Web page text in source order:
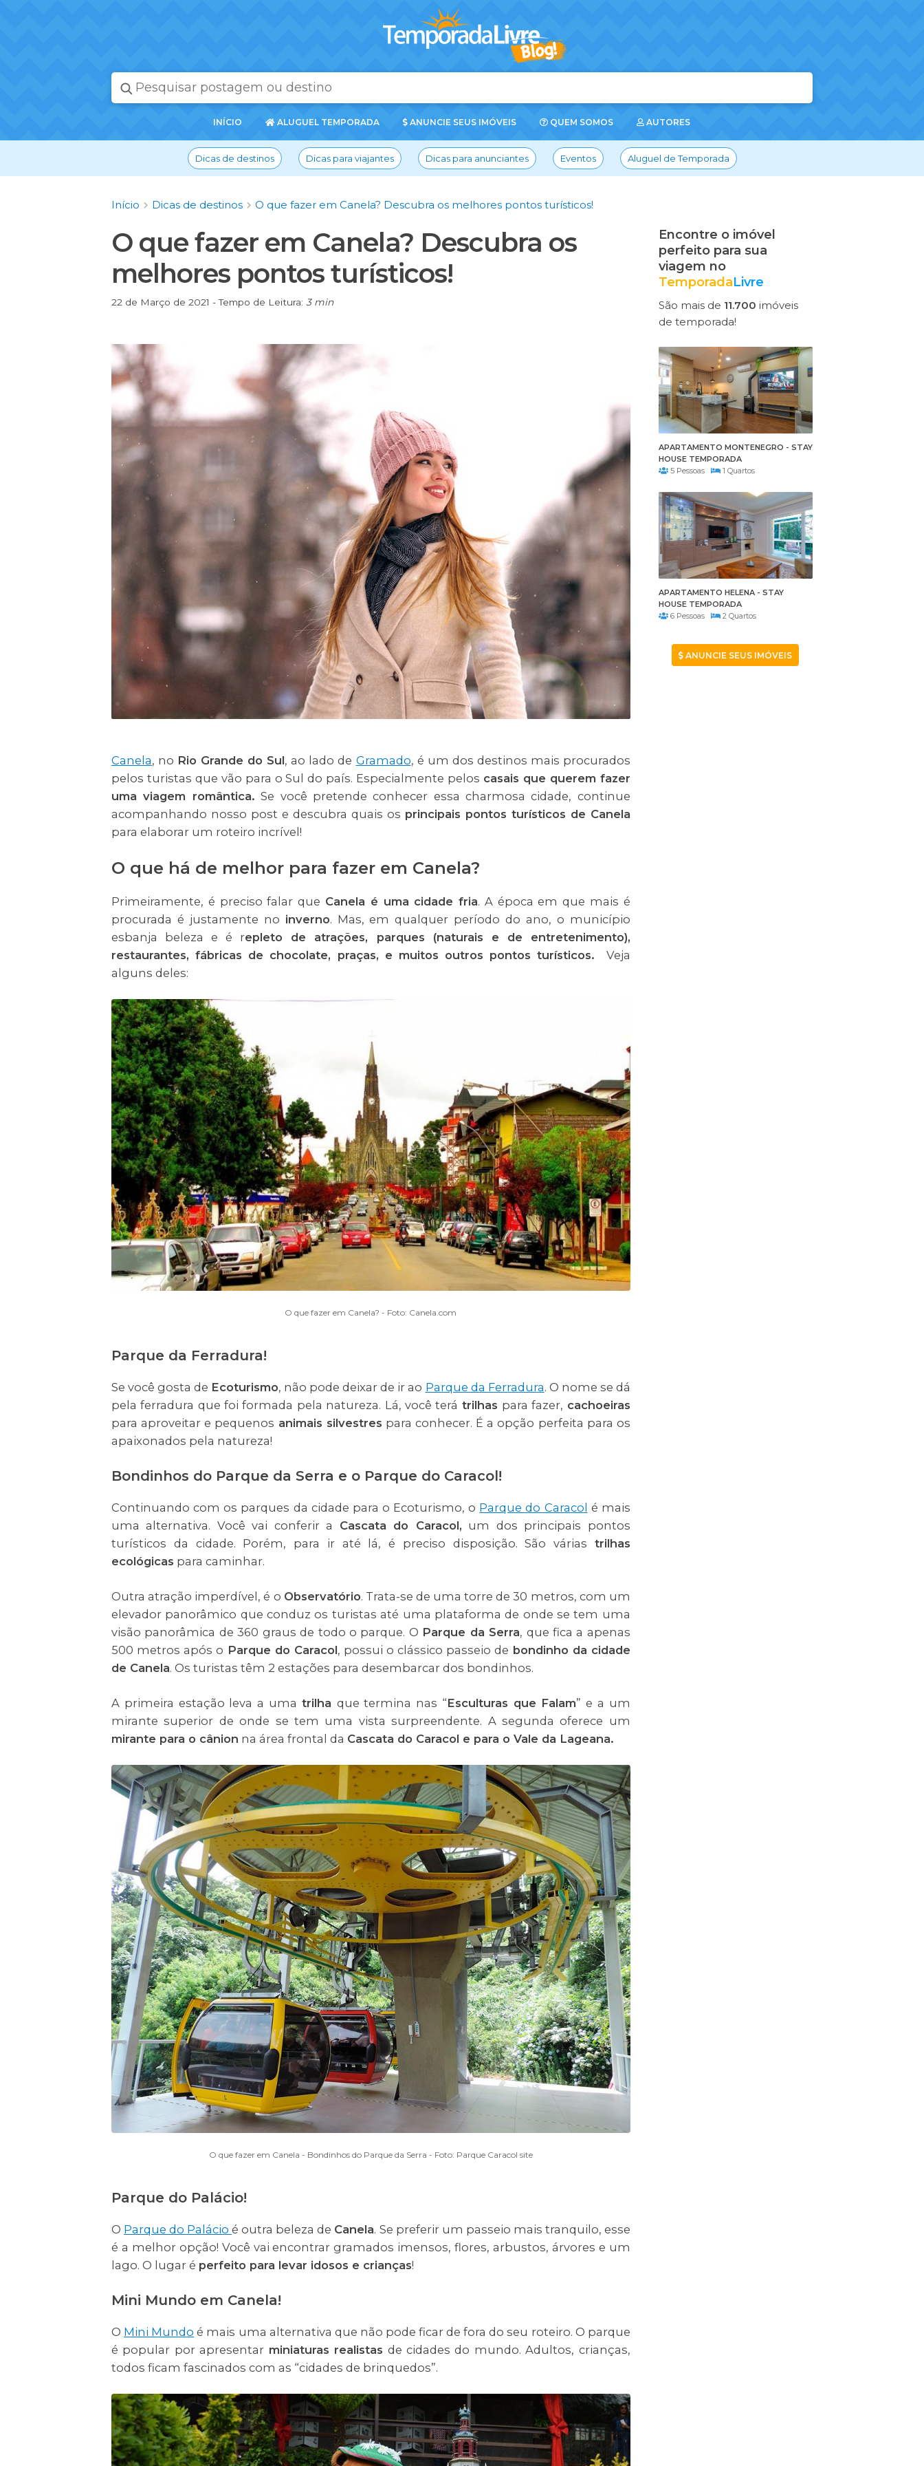
PÁGINA
INÍCIO ALUGUEL TEMPORADA ANUNCIE SEUS IMÓVEIS QUEM SOMOS AUTORES
Dicas de destinos Dicas para viajantes Dicas para anunciantes Eventos Aluguel de Temporada
Início Dicas de destinos O que fazer em Canela? Descubra os melhores pontos turísticos!
O que fazer em Canela? Descubra os
melhores pontos turísticos!
22 de Março de 2021 - Tempo de Leitura: 3 min
Canela, no Rio Grande do Sul, ao lado de Gramado, é um dos destinos mais procurados
pelos turistas que vão para o Sul do país. Especialmente pelos casais que querem fazer
uma viagem romântica. Se você pretende conhecer essa charmosa cidade, continue
acompanhando nosso post e descubra quais os principais pontos turísticos de Canela
para elaborar um roteiro incrível!
O que há de melhor para fazer em Canela?
Primeiramente, é preciso falar que Canela é uma cidade fria. A época em que mais é
procurada é justamente no inverno. Mas, em qualquer período do ano, o município
esbanja beleza e é repleto de atrações, parques (naturais e de entretenimento),
restaurantes, fábricas de chocolate, praças, e muitos outros pontos turísticos. Veja
alguns deles:
O que fazer em Canela? - Foto: Canela.com
Parque da Ferradura!
Se você gosta de Ecoturismo, não pode deixar de ir ao Parque da Ferradura. O nome se dá
pela ferradura que foi formada pela natureza. Lá, você terá trilhas para fazer, cachoeiras
para aproveitar e pequenos animais silvestres para conhecer. É a opção perfeita para os
apaixonados pela natureza!
Bondinhos do Parque da Serra e o Parque do Caracol!
Continuando com os parques da cidade para o Ecoturismo, o Parque do Caracol é mais
uma alternativa. Você vai conferir a Cascata do Caracol, um dos principais pontos
turísticos da cidade. Porém, para ir até lá, é preciso disposição. São várias trilhas
ecológicas para caminhar.
Outra atração imperdível, é o Observatório. Trata-se de uma torre de 30 metros, com um
elevador panorâmico que conduz os turistas até uma plataforma de onde se tem uma
visão panorâmica de 360 graus de todo o parque. O Parque da Serra, que fica a apenas
500 metros após o Parque do Caracol, possui o clássico passeio de bondinho da cidade
de Canela. Os turistas têm 2 estações para desembarcar dos bondinhos.
A primeira estação leva a uma trilha que termina nas “Esculturas que Falam” e a um
mirante superior de onde se tem uma vista surpreendente. A segunda oferece um
mirante para o cânion na área frontal da Cascata do Caracol e para o Vale da Lageana.
O que fazer em Canela - Bondinhos do Parque da Serra - Foto: Parque Caracol site
Parque do Palácio!
O Parque do Palácioé outra beleza de Canela. Se preferir um passeio mais tranquilo, esse
é a melhor opção! Você vai encontrar gramados imensos, flores, arbustos, árvores e um
lago. O lugar é perfeito para levar idosos e crianças!
Mini Mundo em Canela!
O Mini Mundo é mais uma alternativa que não pode ficar de fora do seu roteiro. O parque
é popular por apresentar miniaturas realistas de cidades do mundo. Adultos, crianças,
todos ficam fascinados com as “cidades de brinquedos”.
Encontre o imóvel
perfeito para sua
viagem no
TemporadaLivre
São mais de 11.700 imóveis
de temporada!
APARTAMENTO MONTENEGRO - STAY
HOUSE TEMPORADA
5 Pessoas
1 Quartos
APARTAMENTO HELENA - STAY
HOUSE TEMPORADA
6 Pessoas
2 Quartos
ANUNCIE SEUS IMÓVEIS